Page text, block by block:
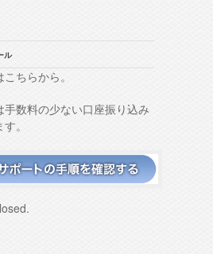
ル
ちらから。
手数料の少ない口座振り込み
。